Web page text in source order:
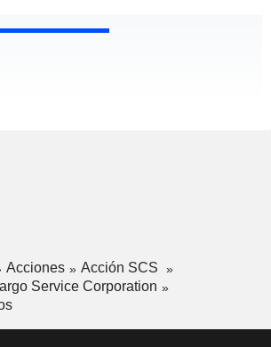
Acciones
Acción SCS
Service Corporation